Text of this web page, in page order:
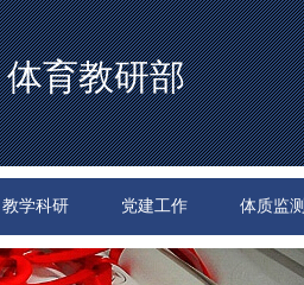
体育教研部
教学科研 党建工作 体质监测